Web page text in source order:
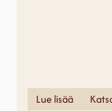
Lue lisää